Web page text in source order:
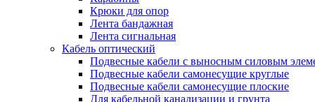
Крюки для опор
Лента бандажная
Лента сигнальная
Кабель оптический
Подвесные кабели с выносным силовым
Подвесные кабели самонесущие круглые
Подвесные кабели самонесущие плоские
Для кабельной канализации и грунта